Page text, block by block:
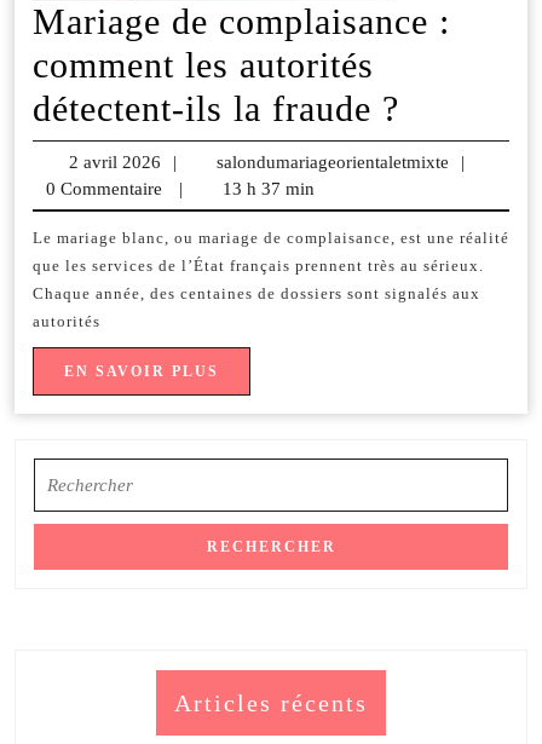
Mariage de complaisance :
comment les autorités
détectent-ils la fraude ?
de
:
comment
ils
2 avril 2026
2
avril
2026
| salondumariageorientaletmixte
|
0 Commentaire
| 13 h 37 min
Le mariage blanc, ou mariage de complaisance, est une réalité
que les services de l’État français prennent très au sérieux.
Chaque année, des centaines de dossiers sont signalés aux
autorités
EN SAVOIR PLUS
SAVOIR
PLUS
for:
Articles récents